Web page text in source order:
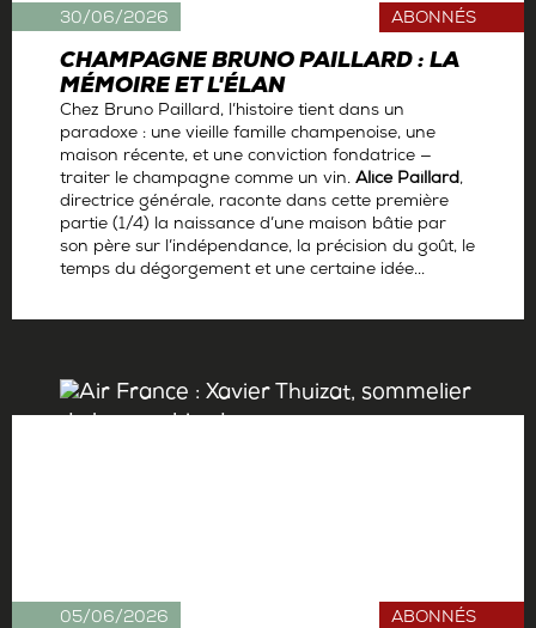
CHAMPAGNE BRUNO PAILLARD : LA
MÉMOIRE ET L'ÉLAN
ABONNÉS
Chez Bruno Paillard, l’histoire tient dans un
paradoxe : une vieille famille champenoise, une
maison récente, et une conviction fondatrice —
traiter le champagne comme un vin. Alice Paillard,
directrice générale, raconte dans cette première
partie (1/4) la naissance d’une maison bâtie par
son père sur l’indépendance, la précision du goût, le
temps du dégorgement et une certaine idée...
30/06/2026
ABONNÉS
05/06/2026